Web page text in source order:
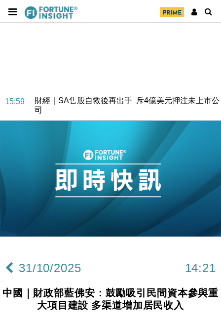
15:59
財經｜SA售股自救後再出手 斥4億美元押注未上市公
司
財經｜精星香港夥菜鳥拓全球智慧倉儲市場 加快海外
地產｜大酒店中期轉賺2300萬元 斥21億翻新香港及
國際｜特朗普赴洛杉磯高球場活動前 男子攜槍彈被捕
12:30
財經｜香港7月PMI回落至51 企業擴張放慢兼縮減人
財經｜黑石傳再籌逾360億美元 支援Anthropic租用
18:15
本地｜新世界K11 9月升級會員制度 增鉑金卡級別鎖
17:40
財經｜本港6月零售額連升14個月 珠寶鐘錶銷售升勢
最強
31/10/2025 14:21
中國｜財政部藍佛安：鼓勵吸引民間資本參與重
大項目建設 多渠道增加居民收入